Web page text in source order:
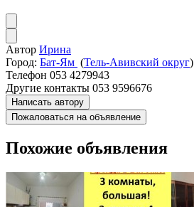
Автор Ирина
Город: Бат-Ям (Тель-Авивский округ)
Телефон 053 4279943
Другие контакты 053 9596676
Написать автору
Пожаловаться на объявление
Похожие объявления